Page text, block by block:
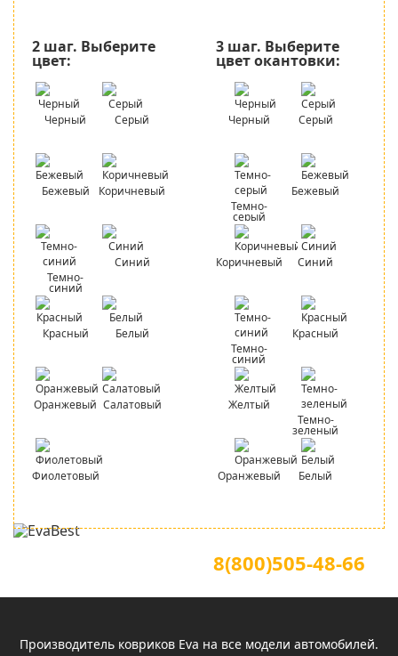
2 шаг. Выберите
цвет:
Черный Серый
Бежевый Коричневый
Темно-
синий
Синий
Красный Белый
Оранжевый Салатовый
Фиолетовый
3 шаг. Выберите
цвет окантовки:
Черный Серый
Темно-
серый
Бежевый
Коричневый Синий
Темно-
синий
Красный
Желтый
Темно-
зеленый
Оранжевый Белый
8(800)505-48-66
Производитель ковриков Eva на все модели автомобилей.